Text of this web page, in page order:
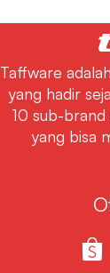
Taffware
yang hadir
10 sub-
yang bisa